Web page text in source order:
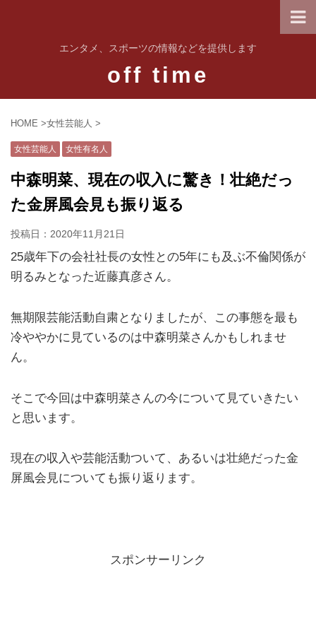
エンタメ、スポーツの情報などを提供します
off time
HOME >女性芸能人 >
女性芸能人 女性有名人
中森明菜、現在の収入に驚き！壮絶だっ
た金屏風会見も振り返る
投稿日： 2020年11月21日
25歳年下の会社社長の女性との5年にも及ぶ不倫関係が
明るみとなった近藤真彦さん。
無期限芸能活動自粛となりましたが、この事態を最も
冷ややかに見ているのは中森明菜さんかもしれませ
ん。
そこで今回は中森明菜さんの今について見ていきたい
と思います。
現在の収入や芸能活動ついて、あるいは壮絶だった金
屏風会見についても振り返ります。
スポンサーリンク